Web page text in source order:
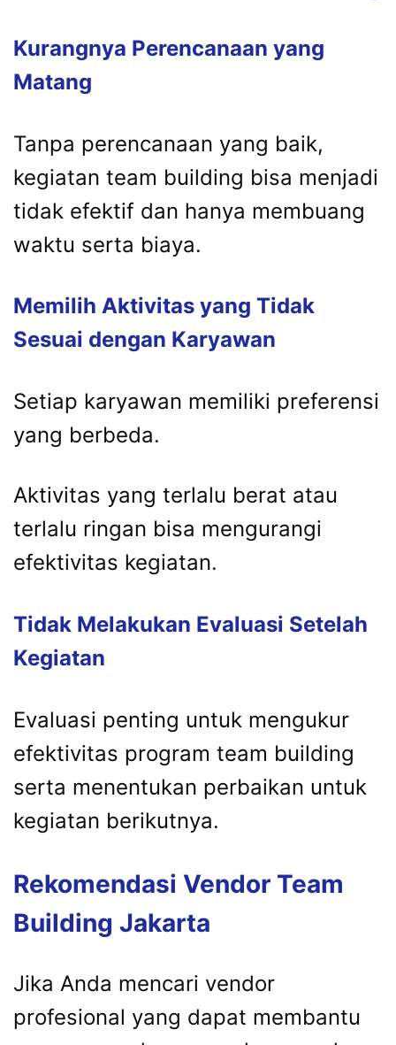
Kurangnya Perencanaan yang
Matang
Tanpa perencanaan yang baik,
kegiatan team building bisa menjadi
tidak efektif dan hanya membuang
waktu serta biaya.
Memilih Aktivitas yang Tidak
Sesuai dengan Karyawan
Setiap karyawan memiliki preferensi
yang berbeda.
Aktivitas yang terlalu berat atau
terlalu ringan bisa mengurangi
efektivitas kegiatan.
Tidak Melakukan Evaluasi Setelah
Kegiatan
Evaluasi penting untuk mengukur
efektivitas program team building
serta menentukan perbaikan untuk
kegiatan berikutnya.
Rekomendasi Vendor Team
Building Jakarta
Jika Anda mencari vendor
profesional yang dapat membantu